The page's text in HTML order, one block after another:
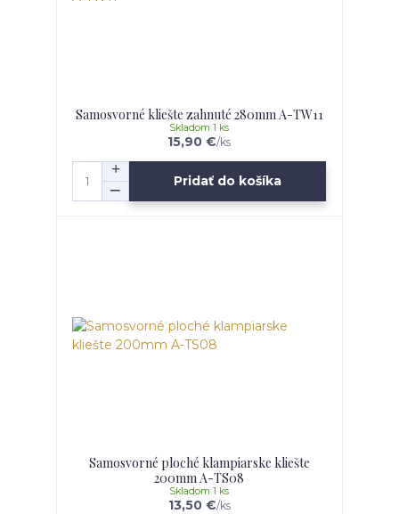
Samosvorné kliešte zahnuté 280mm A-TW11
15,90 €/ks
Skladom 1 ks
Pridať do košíka
Samosvorné ploché klampiarske kliešte
200mm A-TS08
13,50 €/ks
Skladom 1 ks